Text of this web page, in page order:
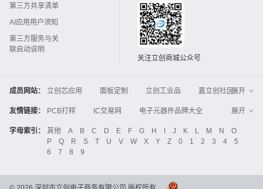
第三方共享清单
AI应用用户须知
第三方服务与关
联启动说明
关注立创商城公众号
成员网站： 立创芯应用 面板定制 立创工业品
嘉立创社区
3D打印
嘉立创FPC 嘉立创PCB
嘉立创FA
Global Website LCSC
ZXHPCB
展开
友情链接： PCB打样 IC交易网
电子元器件品牌大全
中国IC网
智能电网 机电设备
电子工程网
晶振
电子技术应用 21icsearch
电子展
工业品采购
IC电子网 锂电池 集成灶
展开
字母索引： 其他 A B C D E F G H J K L M N
O
P
Q R S T U V W X Y Z 0 1 2 3 4
5
6
7 8 9